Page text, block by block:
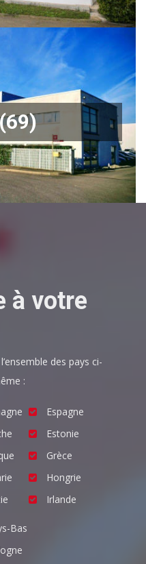
Genas
votre écoute pour toutes
transports.
+
à votre
des pays ci-
:
Espagne
Estonie
Grèce
Hongrie
Irlande
Bas